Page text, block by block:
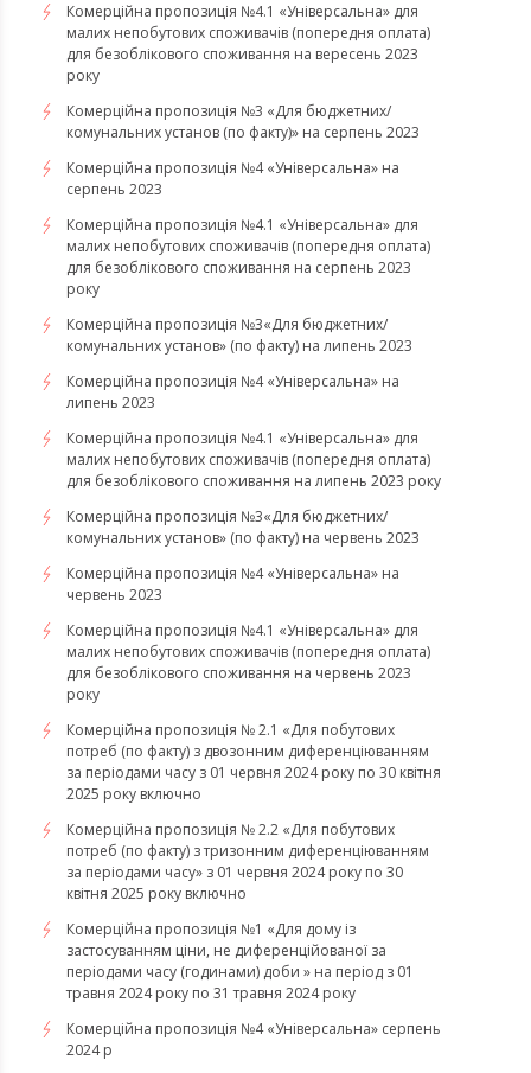
Комерційна пропозиція №4.1 «Універсальна» для
малих непобутових споживачів (попередня оплата)
для безоблікового споживання на вересень 2023
року
Комерційна пропозиція №3 «Для бюджетних/
комунальних установ (по факту)» на серпень 2023
Комерційна пропозиція №4 «Універсальна» на
серпень 2023
Комерційна пропозиція №4.1 «Універсальна» для
малих непобутових споживачів (попередня оплата)
для безоблікового споживання на серпень 2023
року
​​​​​​​Комерційна пропозиція №3«Для бюджетних/
комунальних установ» (по факту) на липень 2023
Комерційна пропозиція №4 «Універсальна» на
липень 2023
Комерційна пропозиція №4.1 «Універсальна» для
малих непобутових споживачів (попередня оплата)
для безоблікового споживання на липень 2023 року
Комерційна пропозиція №3«Для бюджетних/
комунальних установ» (по факту) на червень 2023
Комерційна пропозиція №4 «Універсальна» на
червень 2023
Комерційна пропозиція №4.1 «Універсальна» для
малих непобутових споживачів (попередня оплата)
для безоблікового споживання на червень 2023
року
Комерційна пропозиція № 2.1 «Для побутових
потреб (по факту) з двозонним диференціюванням
за періодами часу з 01 червня 2024 року по 30 квітня
2025 року включно
Комерційна пропозиція № 2.2 «Для побутових
потреб (по факту) з тризонним диференціюванням
за періодами часу» з 01 червня 2024 року по 30
квітня 2025 року включно
Комерційна пропозиція №1 «Для дому із
застосуванням ціни, не диференційованої за
періодами часу (годинами) доби » на період з 01
травня 2024 року по 31 травня 2024 року
Комерційна пропозиція №4 «Універсальна» серпень
2024 р